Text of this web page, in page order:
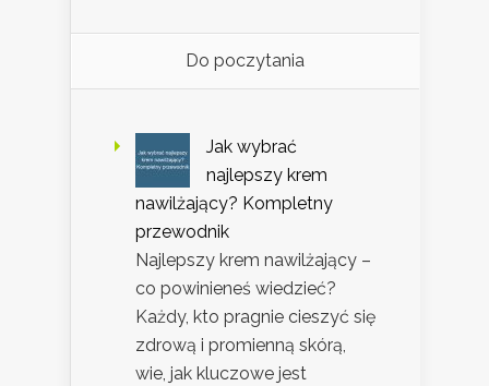
Do poczytania
Jak wybrać
najlepszy krem
nawilżający? Kompletny
przewodnik
Najlepszy krem nawilżający –
co powinieneś wiedzieć?
Każdy, kto pragnie cieszyć się
zdrową i promienną skórą,
wie, jak kluczowe jest